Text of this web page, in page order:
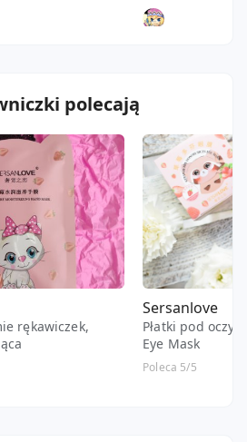
polecają
rękawiczek,
Sersanlove
Płatki pod
Eye Mask
Poleca 5/5